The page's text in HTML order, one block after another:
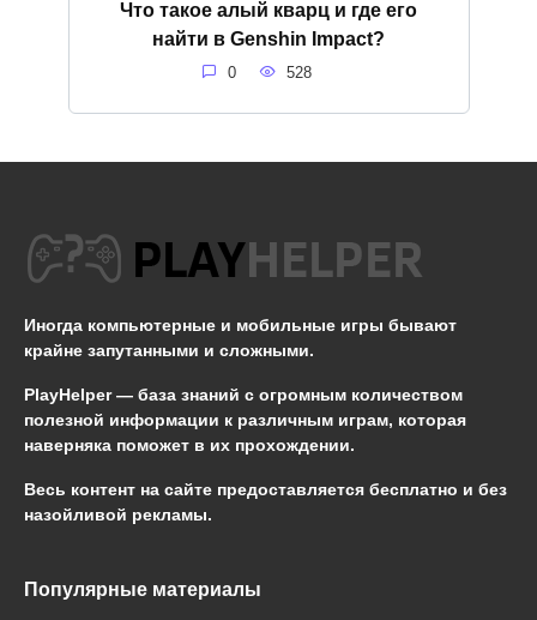
Что такое алый кварц и где его
найти в Genshin Impact?
0 528
Иногда компьютерные и мобильные игры бывают
крайне запутанными и сложными.
PlayHelper — база знаний с огромным количеством
полезной информации к различным играм, которая
наверняка поможет в их прохождении.
Весь контент на сайте предоставляется бесплатно и без
назойливой рекламы.
Популярные материалы